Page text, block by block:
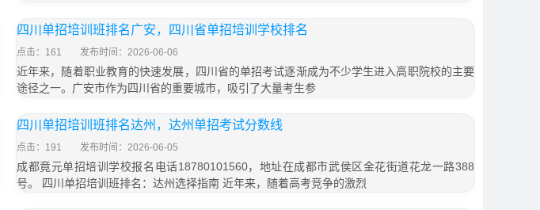
四川单招培训班排名广安，四川省单招培训学校排名
点击：161 发布时间：2026-06-06
近年来，随着职业教育的快速发展，四川省的单招考试逐渐成为不少学生进入高职院校的主要
途径之一。广安市作为四川省的重要城市，吸引了大量考生参
四川单招培训班排名达州，达州单招考试分数线
点击：191 发布时间：2026-06-05
成都竟元单招培训学校报名电话18780101560，地址在成都市武侯区金花街道花龙一路388
号。 四川单招培训班排名：达州选择指南 近年来，随着高考竞争的激烈